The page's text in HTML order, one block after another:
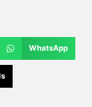
WhatsApp